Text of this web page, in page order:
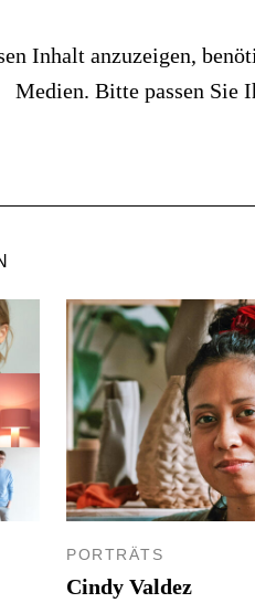
Inhalt anzuzeigen,
Medien. Bitte passen Sie
PORTRÄTS
Cindy Valdez